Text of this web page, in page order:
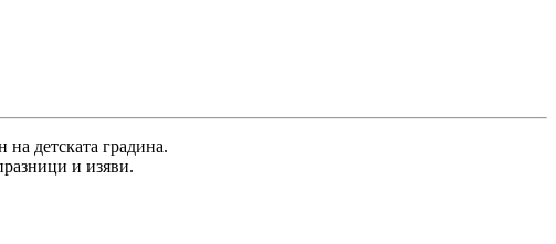
детската градина.
и изяви.